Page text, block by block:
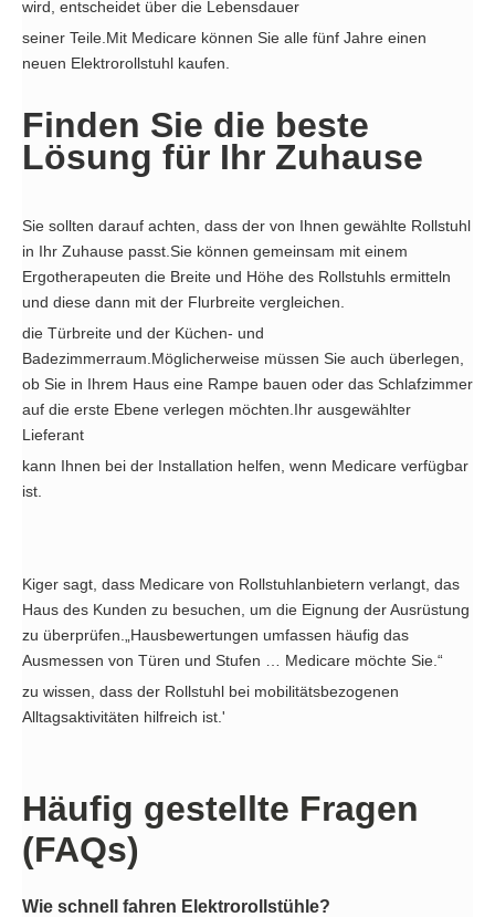
wird, entscheidet über die Lebensdauer
seiner Teile.Mit Medicare können Sie alle fünf Jahre einen
neuen Elektrorollstuhl kaufen.
Finden Sie die beste
Lösung für Ihr Zuhause
Sie sollten darauf achten, dass der von Ihnen gewählte Rollstuhl
in Ihr Zuhause passt.Sie können gemeinsam mit einem
Ergotherapeuten die Breite und Höhe des Rollstuhls ermitteln
und diese dann mit der Flurbreite vergleichen.
die Türbreite und der Küchen- und
Badezimmerraum.Möglicherweise müssen Sie auch überlegen,
ob Sie in Ihrem Haus eine Rampe bauen oder das Schlafzimmer
auf die erste Ebene verlegen möchten.Ihr ausgewählter
Lieferant
kann Ihnen bei der Installation helfen, wenn Medicare verfügbar
ist.
Kiger sagt, dass Medicare von Rollstuhlanbietern verlangt, das
Haus des Kunden zu besuchen, um die Eignung der Ausrüstung
zu überprüfen.„Hausbewertungen umfassen häufig das
Ausmessen von Türen und Stufen … Medicare möchte Sie.“
zu wissen, dass der Rollstuhl bei mobilitätsbezogenen
Alltagsaktivitäten hilfreich ist.'
Häufig gestellte Fragen
(FAQs)
Wie schnell fahren Elektrorollstühle?